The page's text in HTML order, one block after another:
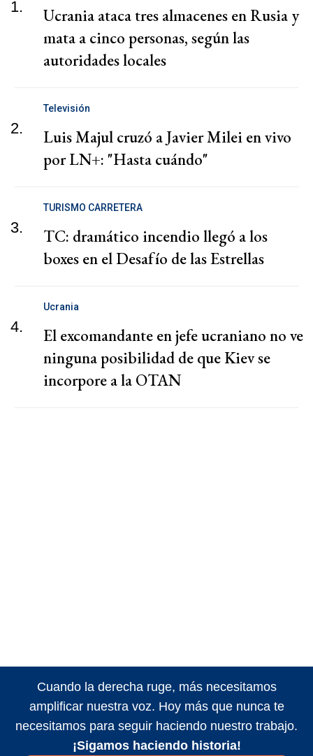
1.
Ucrania ataca tres almacenes en Rusia y
mata a cinco personas, según las
autoridades locales
2.
Televisión
Luis Majul cruzó a Javier Milei en vivo
por LN+: "Hasta cuándo"
3.
TURISMO CARRETERA
TC: dramático incendio llegó a los
boxes en el Desafío de las Estrellas
4.
Ucrania
El excomandante en jefe ucraniano no ve
ninguna posibilidad de que Kiev se
incorpore a la OTAN
Cuando la derecha ruge, más necesitamos
amplificar nuestra voz. Hoy más que nunca te
necesitamos para seguir haciendo nuestro trabajo.
¡Sigamos haciendo historia!